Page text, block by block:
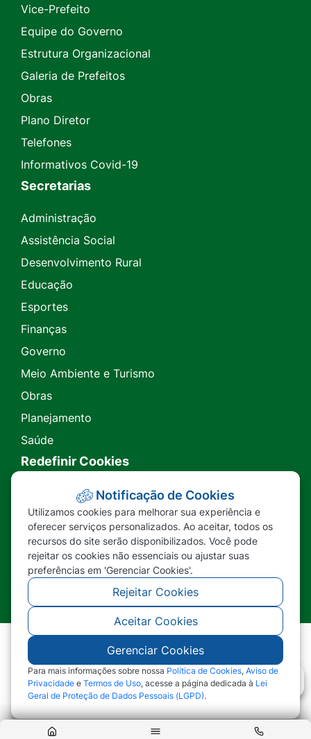
Vice-Prefeito
Equipe do Governo
Estrutura Organizacional
Galeria de Prefeitos
Obras
Plano Diretor
Telefones
Informativos Covid-19
Secretarias
Administração
Assistência Social
Desenvolvimento Rural
Educação
Esportes
Finanças
Governo
Meio Ambiente e Turismo
Obras
Planejamento
Saúde
Redefinir Cookies
Transparência
Ouvidoria
SIC
©2026 - Prefeitura Municipal de Nova Lacerda -
MT - Todos os direitos reservados
Notificação de Cookies
Utilizamos cookies para melhorar sua experiência e
oferecer serviços personalizados. Ao aceitar, todos os
recursos do site serão disponibilizados. Você pode
rejeitar os cookies não essenciais ou ajustar suas
preferências em 'Gerenciar Cookies'.
Rejeitar Cookies
Aceitar Cookies
Gerenciar Cookies
Para mais informações sobre nossa Política de Cookies, Aviso de
Privacidade e Termos de Uso, acesse a página dedicada à Lei
Geral de Proteção de Dados Pessoais (LGPD).